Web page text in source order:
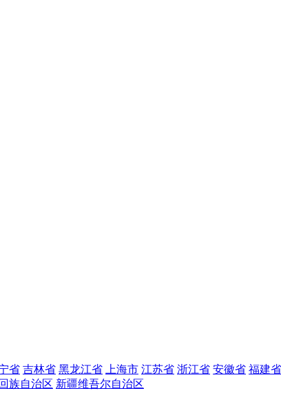
省 吉林省 黑龙江省 上海市 江苏省 浙江省 安徽省 福建省
族自治区 新疆维吾尔自治区